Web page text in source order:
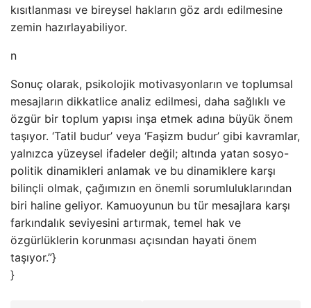
kısıtlanması ve bireysel hakların göz ardı edilmesine
zemin hazırlayabiliyor.
n
Sonuç olarak, psikolojik motivasyonların ve toplumsal
mesajların dikkatlice analiz edilmesi, daha sağlıklı ve
özgür bir toplum yapısı inşa etmek adına büyük önem
taşıyor. ‘Tatil budur’ veya ‘Faşizm budur’ gibi kavramlar,
yalnızca yüzeysel ifadeler değil; altında yatan sosyo-
politik dinamikleri anlamak ve bu dinamiklere karşı
bilinçli olmak, çağımızın en önemli sorumluluklarından
biri haline geliyor. Kamuoyunun bu tür mesajlara karşı
farkındalık seviyesini artırmak, temel hak ve
özgürlüklerin korunması açısından hayati önem
taşıyor.”}
}